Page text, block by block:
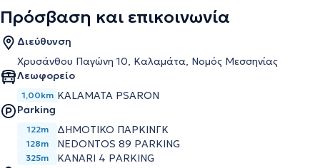
Πρόσβαση και επικοινωνία
Διεύθυνση
Χρυσάνθου Παγώνη 10, Καλαμάτα, Νομός Μεσσηνίας
Λεωφορείο
1,00km KALAMATA PSARON
Parking
122m ΔΗΜΟΤΙΚΟ ΠΑΡΚΙΝΓΚ
128m NEDONTOS 89 PARKING
325m
KANARI 4 PARKING